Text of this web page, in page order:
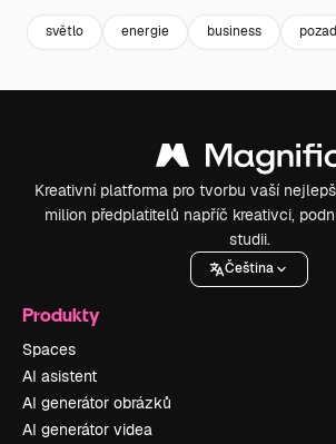
světlo energie business
Kreativní platforma pro tvorbu vaší
milion předplatitelů napříč kreativci,
studii.
Čeština
Produkty
Spaces
AI asistent
AI generátor obrázků
AI generátor videa